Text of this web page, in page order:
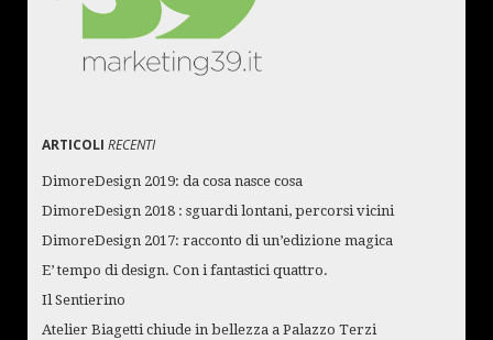
ARTICOLI RECENTI
DimoreDesign 2019: da cosa nasce cosa
DimoreDesign 2018 : sguardi lontani, percorsi vicini
DimoreDesign 2017: racconto di un’edizione magica
E’ tempo di design. Con i fantastici quattro.
Il Sentierino
Atelier Biagetti chiude in bellezza a Palazzo Terzi